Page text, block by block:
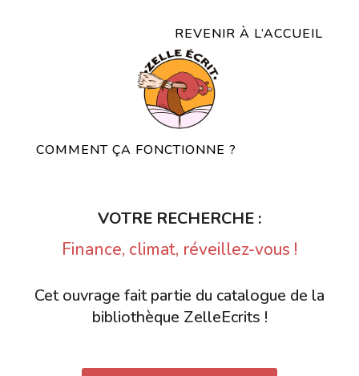
REVENIR À L’ACCUEIL
COMMENT ÇA FONCTIONNE ?
VOTRE RECHERCHE :
Finance, climat, réveillez-vous !
Cet ouvrage fait partie du catalogue de la
bibliothèque ZelleEcrits !